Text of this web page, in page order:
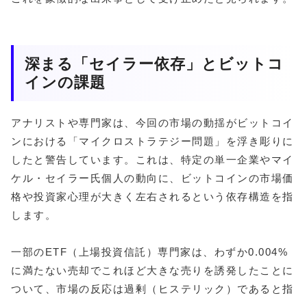
深まる「セイラー依存」とビットコ
インの課題
アナリストや専門家は、今回の市場の動揺がビットコイ
ンにおける「マイクロストラテジー問題」を浮き彫りに
したと警告しています。これは、特定の単一企業やマイ
ケル・セイラー氏個人の動向に、ビットコインの市場価
格や投資家心理が大きく左右されるという依存構造を指
します。
一部のETF（上場投資信託）専門家は、わずか0.004%
に満たない売却でこれほど大きな売りを誘発したことに
ついて、市場の反応は過剰（ヒステリック）であると指